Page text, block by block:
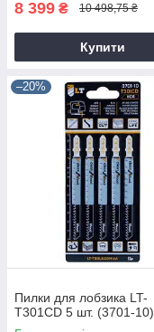
8 399 ₴ 10 498,75 ₴
Купити
–20%
Пилки для лобзика LT-
T301CD 5 шт. (3701-10)